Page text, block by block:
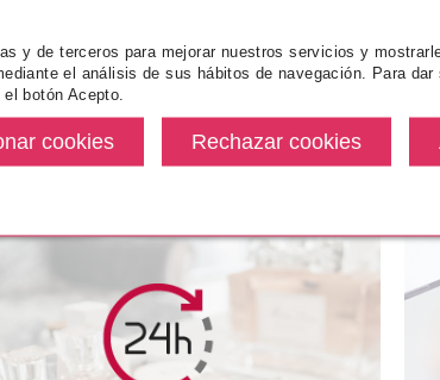
y de terceros para mejorar nuestros servicios y
el análisis de sus hábitos de navegación. Para dar
botón Acepto.